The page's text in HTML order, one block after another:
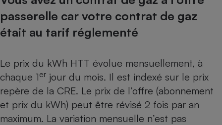
passerelle car votre contrat de gaz
était au tarif réglementé
Le prix du kWh HTT évolue mensuellement, à
chaque 1er jour du mois. Il est indexé sur le prix
repère de la CRE. Le prix de l’offre (abonnement
et prix du kWh) peut être révisé 2 fois par an
maximum. La variation mensuelle n’est pas